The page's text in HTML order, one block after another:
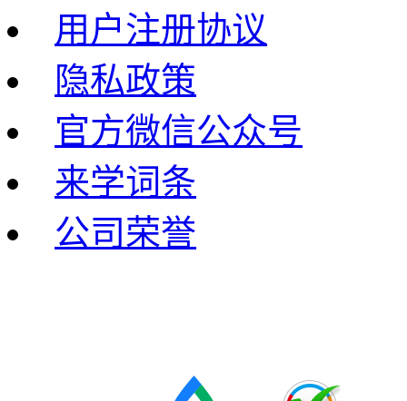
用户注册协议
隐私政策
官方微信公众号
来学词条
公司荣誉